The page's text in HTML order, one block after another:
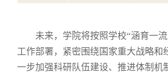
未来，学院将按照学校“涵育一
工作部署，紧密围绕国家重大战略和
一步加强科研队伍建设、推进体制机